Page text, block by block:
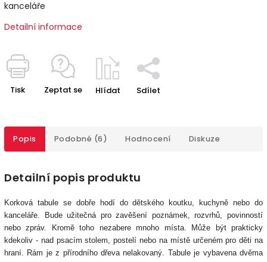
kanceláře
Detailní informace
Tisk Zeptat se Hlídat Sdílet
Popis Podobné (6) Hodnocení Diskuze
Detailní popis produktu
Korková tabule se dobře hodí do dětského koutku, kuchyně nebo do
kanceláře. Bude užitečná pro zavěšení poznámek, rozvrhů, povinností
nebo zpráv. Kromě toho nezabere mnoho místa. Může být prakticky
kdekoliv - nad psacím stolem, postelí nebo na místě určeném pro děti na
hraní. Rám je z přírodního dřeva nelakovaný. Tabule je vybavena dvěma